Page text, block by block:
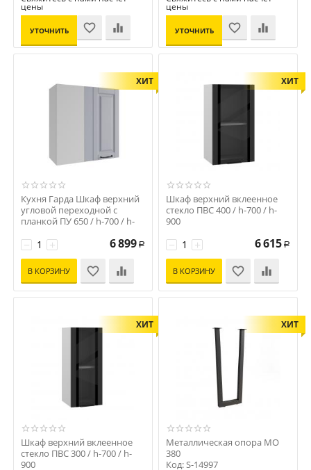
цены
УТОЧНИТЬ
цены
УТОЧНИТЬ
ХИТ
Кухня Гарда Шкаф верхний
угловой переходной с
планкой ПУ 650 / h-700 / h-
Код: 15030
+
− 6 899 Р
В КОРЗИНУ
ХИТ
Шкаф верхний вклеенное
стекло ПВС 400 / h-700 / h-
900
+
− 6 615 Р
В КОРЗИНУ
ХИТ
Шкаф верхний вклеенное
стекло ПВС 300 / h-700 / h-
900
ХИТ
Металлическая опора МО
380
Код: S-14997